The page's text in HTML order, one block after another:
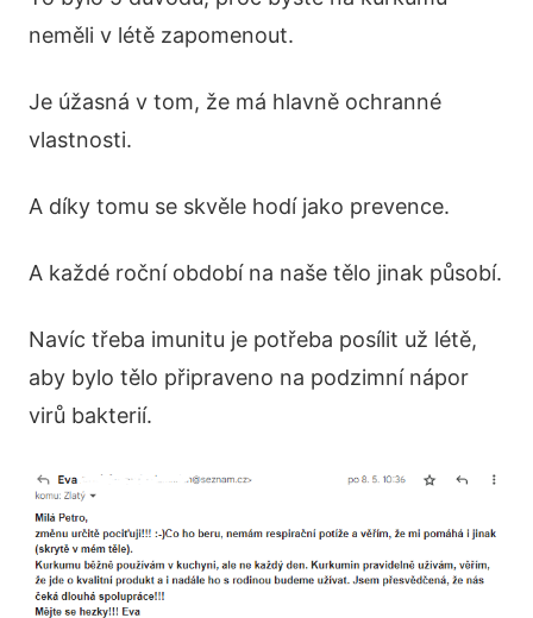
neměli v létě zapomenout.
Je úžasná v tom, že má hlavně ochranné
vlastnosti.
A díky tomu se skvěle hodí jako prevence.
A každé roční období na naše tělo jinak působí.
Navíc třeba imunitu je potřeba posílit už létě,
aby bylo tělo připraveno na podzimní nápor
virů bakterií.